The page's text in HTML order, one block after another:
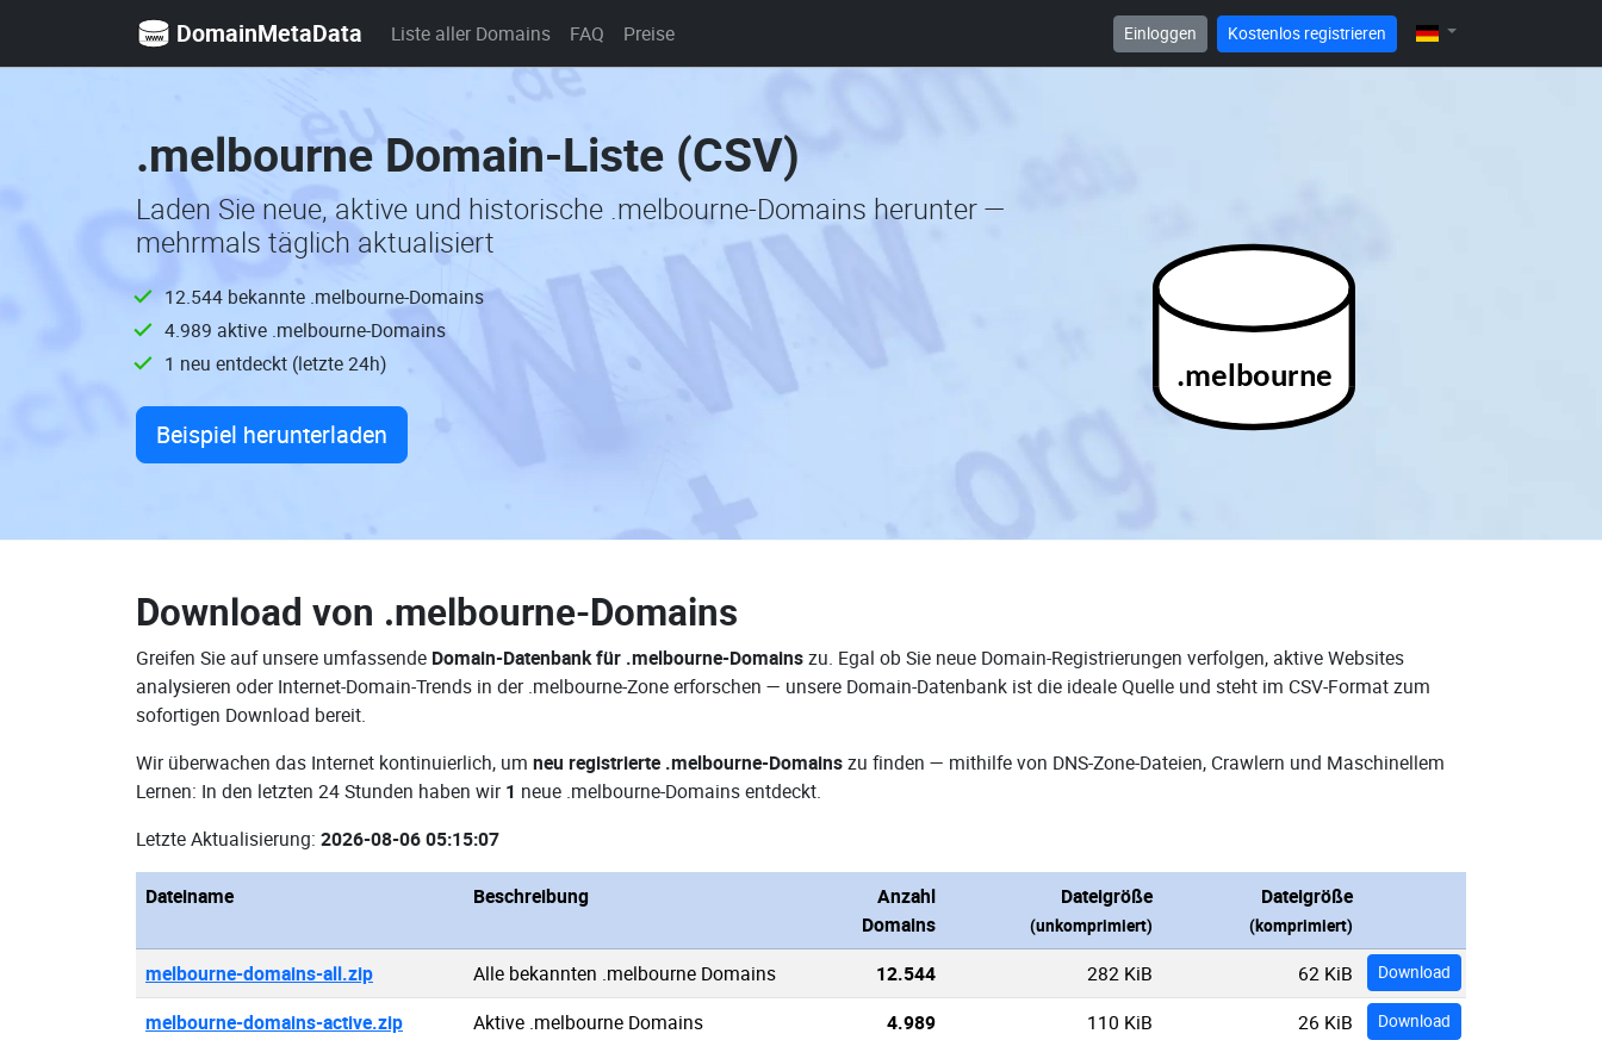
DomainMetaData Liste aller Domains FAQ Preise Einloggen Kostenlos registrieren
.melbourne Domain-Liste (CSV)
Laden Sie neue, aktive und historische .melbourne-Domains herunter —
mehrmals täglich aktualisiert
12.544 bekannte .melbourne-Domains
4.989 aktive .melbourne-Domains
1 neu entdeckt (letzte 24h)
Beispiel herunterladen
.melbourne
Download von .melbourne-Domains
Greifen Sie auf unsere umfassende Domain-Datenbank für .melbourne-Domainszu. Egal ob Sie neue Domain-Registrierungen verfolgen, aktive Websites
analysieren oder Internet-Domain-Trends in der .melbourne-Zone erforschen — unsere Domain-Datenbank ist die ideale Quelle und steht im CSV-Format zum
sofortigen Download bereit.
Wir überwachen das Internet kontinuierlich, um neu registrierte .melbourne-Domainszu finden — mithilfe von DNS-Zone-Dateien, Crawlern und Maschinellem
Lernen: In den letzten 24 Stunden haben wir 1 neue .melbourne-Domains entdeckt.
Letzte Aktualisierung: 2026-08-06 05:15:07
Dateiname Beschreibung
Anzahl
Domains
Dateigröße
(unkomprimiert)
Dateigröße
(komprimiert)
melbourne-domains-all.zip Alle bekannten .melbourne Domains 12.544 282 KiB 62 KiB Download
melbourne-domains-active.zip Aktive .melbourne Domains 4.989 110 KiB 26 KiB Download